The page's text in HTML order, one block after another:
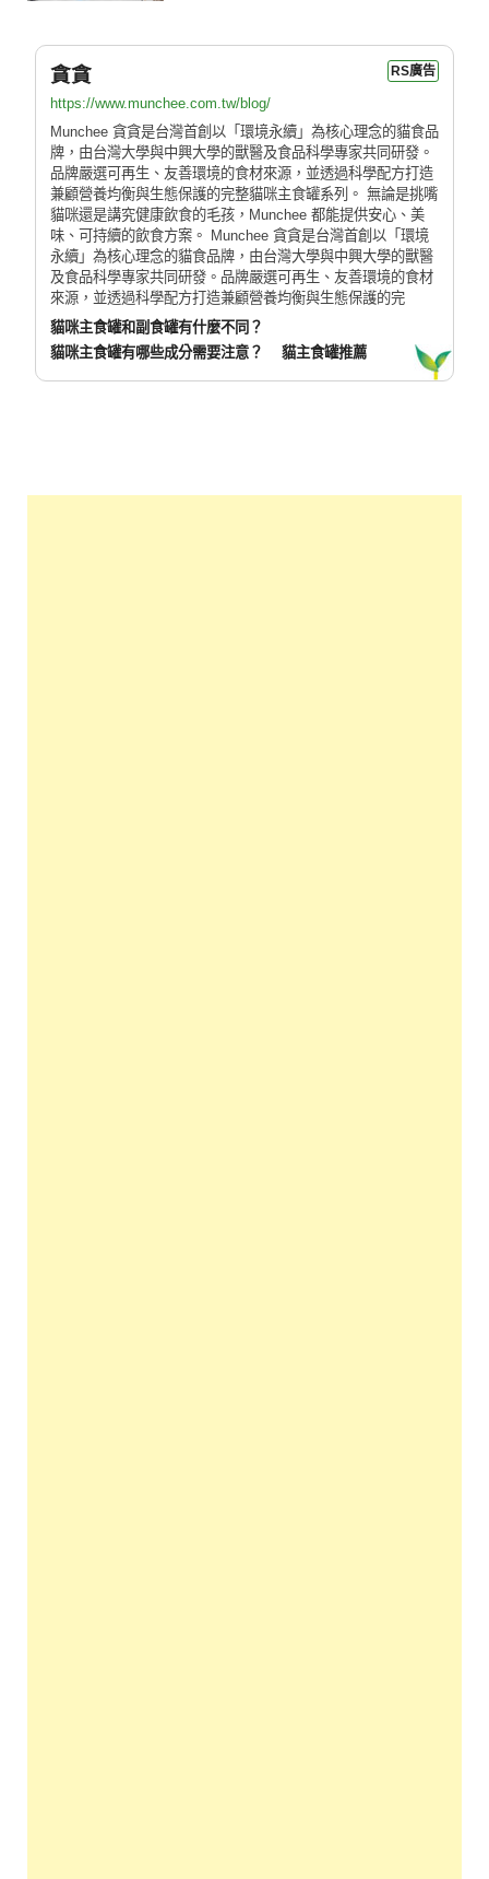
貪貪 RS廣告
https://www.munchee.com.tw/blog/
Munchee 貪貪是台灣首創以「環境永續」為核心理念的貓食品
牌，由台灣大學與中興大學的獸醫及食品科學專家共同研發。
品牌嚴選可再生、友善環境的食材來源，並透過科學配方打造
兼顧營養均衡與生態保護的完整貓咪主食罐系列。 無論是挑嘴
貓咪還是講究健康飲食的毛孩，Munchee 都能提供安心、美
味、可持續的飲食方案。 Munchee 貪貪是台灣首創以「環境
永續」為核心理念的貓食品牌，由台灣大學與中興大學的獸醫
及食品科學專家共同研發。品牌嚴選可再生、友善環境的食材
來源，並透過科學配方打造兼顧營養均衡與生態保護的完
貓咪主食罐和副食罐有什麼不同？
貓咪主食罐有哪些成分需要注意？
貓主食罐推薦